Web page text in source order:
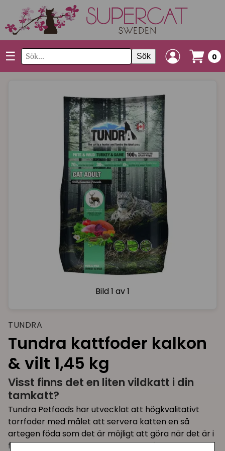
☰ Sök 0
Bild 1 av 1
TUNDRA
Tundra kattfoder kalkon
& vilt 1,45 kg
Visst finns det en liten vildkatt i din
tamkatt?
Tundra Petfoods har utvecklat att högkvalitativt
torrfoder med målet att servera katten en så
artegen föda som det är möjligt att göra när det är i
form av ett torrfoder, med tanken på katten som